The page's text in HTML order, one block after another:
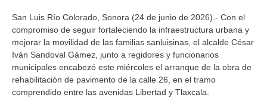
San Luis Río Colorado, Sonora (24 de junio de 2026).- Con el
compromiso de seguir fortaleciendo la infraestructura urbana y
mejorar la movilidad de las familias sanluisinas, el alcalde César
Iván Sandoval Gámez, junto a regidores y funcionarios
municipales encabezó este miércoles el arranque de la obra de
rehabilitación de pavimento de la calle 26, en el tramo
comprendido entre las avenidas Libertad y Tlaxcala.